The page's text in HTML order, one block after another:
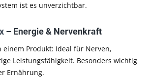
ist es unverzichtbar.
– Energie & Nervenkraft
einem Produkt: Ideal für Nerven,
Leistungsfähigkeit. Besonders wichtig
Ernährung.